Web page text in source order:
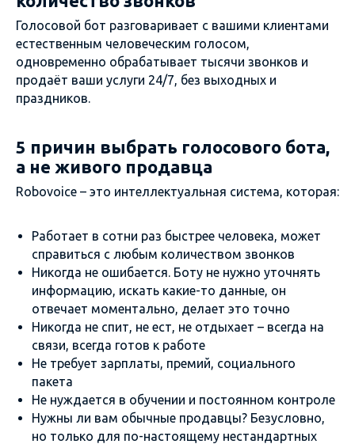
Голосовой бот разговаривает с вашими клиентами
естественным человеческим голосом,
одновременно обрабатывает тысячи звонков и
продаёт ваши услуги 24/7, без выходных и
праздников.
5 причин выбрать голосового бота,
а не живого продавца
Robovoice – это интеллектуальная система, которая:
Работает в сотни раз быстрее человека, может
справиться с любым количеством звонков
Никогда не ошибается. Боту не нужно уточнять
информацию, искать какие-то данные, он
отвечает моментально, делает это точно
Никогда не спит, не ест, не отдыхает – всегда на
связи, всегда готов к работе
Не требует зарплаты, премий, социального
пакета
Не нуждается в обучении и постоянном контроле
Нужны ли вам обычные продавцы? Безусловно,
но только для по-настоящему нестандартных